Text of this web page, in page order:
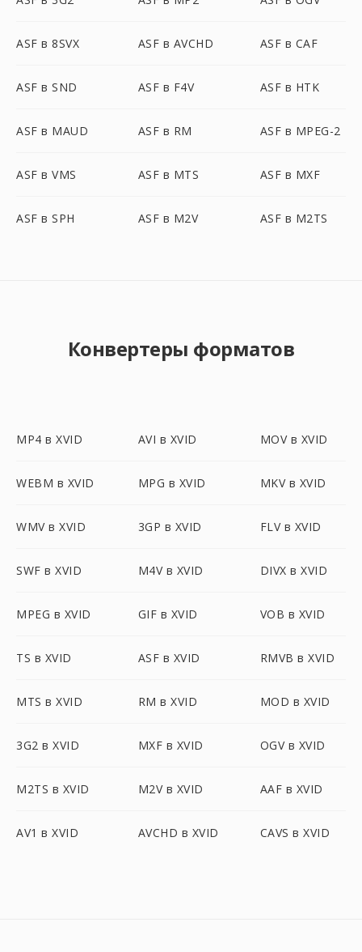
ASF в 8SVX ASF в AVCHD ASF в CAF
ASF в SND ASF в F4V ASF в HTK
ASF в MAUD ASF в RM ASF в MPEG-2
ASF в VMS ASF в MTS ASF в MXF
ASF в SPH ASF в M2V ASF в M2TS
Конвертеры форматов
MP4 в XVID AVI в XVID MOV в XVID
WEBM в XVID MPG в XVID MKV в XVID
WMV в XVID 3GP в XVID FLV в XVID
SWF в XVID M4V в XVID DIVX в XVID
MPEG в XVID GIF в XVID VOB в XVID
TS в XVID ASF в XVID RMVB в XVID
MTS в XVID RM в XVID MOD в XVID
3G2 в XVID MXF в XVID OGV в XVID
M2TS в XVID M2V в XVID AAF в XVID
AV1 в XVID AVCHD в XVID CAVS в XVID